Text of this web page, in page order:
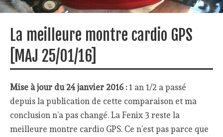
La meilleure montre cardio GPS
[MAJ 25/01/16]
Mise à jour du 24 janvier 2016 :1 an 1/2 a passé
depuis la publication de cette comparaison et ma
conclusion n’a pas changé. La Fenix 3 reste la
meilleure montre cardio GPS. Ce n’est pas parce que